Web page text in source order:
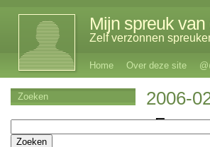
Mijn spreuk van
Zelf verzonnen
Home Over deze site
2006-
Een
Zoeken